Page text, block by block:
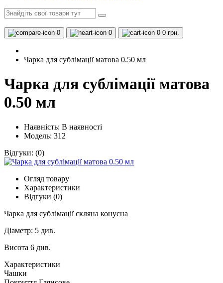
0 0 0 0 грн.
Чарка для сублімації матова 0.50 мл
Чарка для сублімації матова
0.50 мл
Наявність: В наявності
Модель: 312
Відгуки: (0)
Огляд товару
Характеристики
Відгуки (0)
Чарка для сублімації скляна конусна
Діаметр: 5 див.
Висота 6 див.
Характеристики
Чашки